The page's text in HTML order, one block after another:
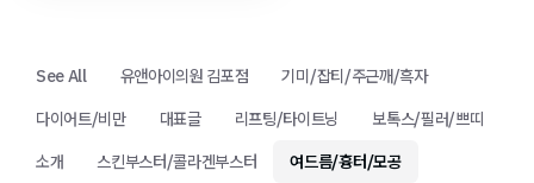
See All 유앤아이의원 김포점
기미/잡티/주근깨/흑자
다이어트/비만
대표글 리프팅/타이트닝
보톡스/필러/쁘띠
소개
스킨부스터/콜라겐부스터
여드름/흉터/모공